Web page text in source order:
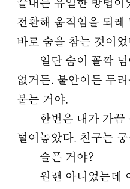
끝내는 유일한 방법이
전환해 움직임을 되레
바로 숨을 참는 것이
일단 숨이 꼴깍 넘
없거든. 불안이든 두
붙는 거야.
한번은 내가 가끔
털어놓았다. 친구는
슬픈 거야?
원랜 아니었는데